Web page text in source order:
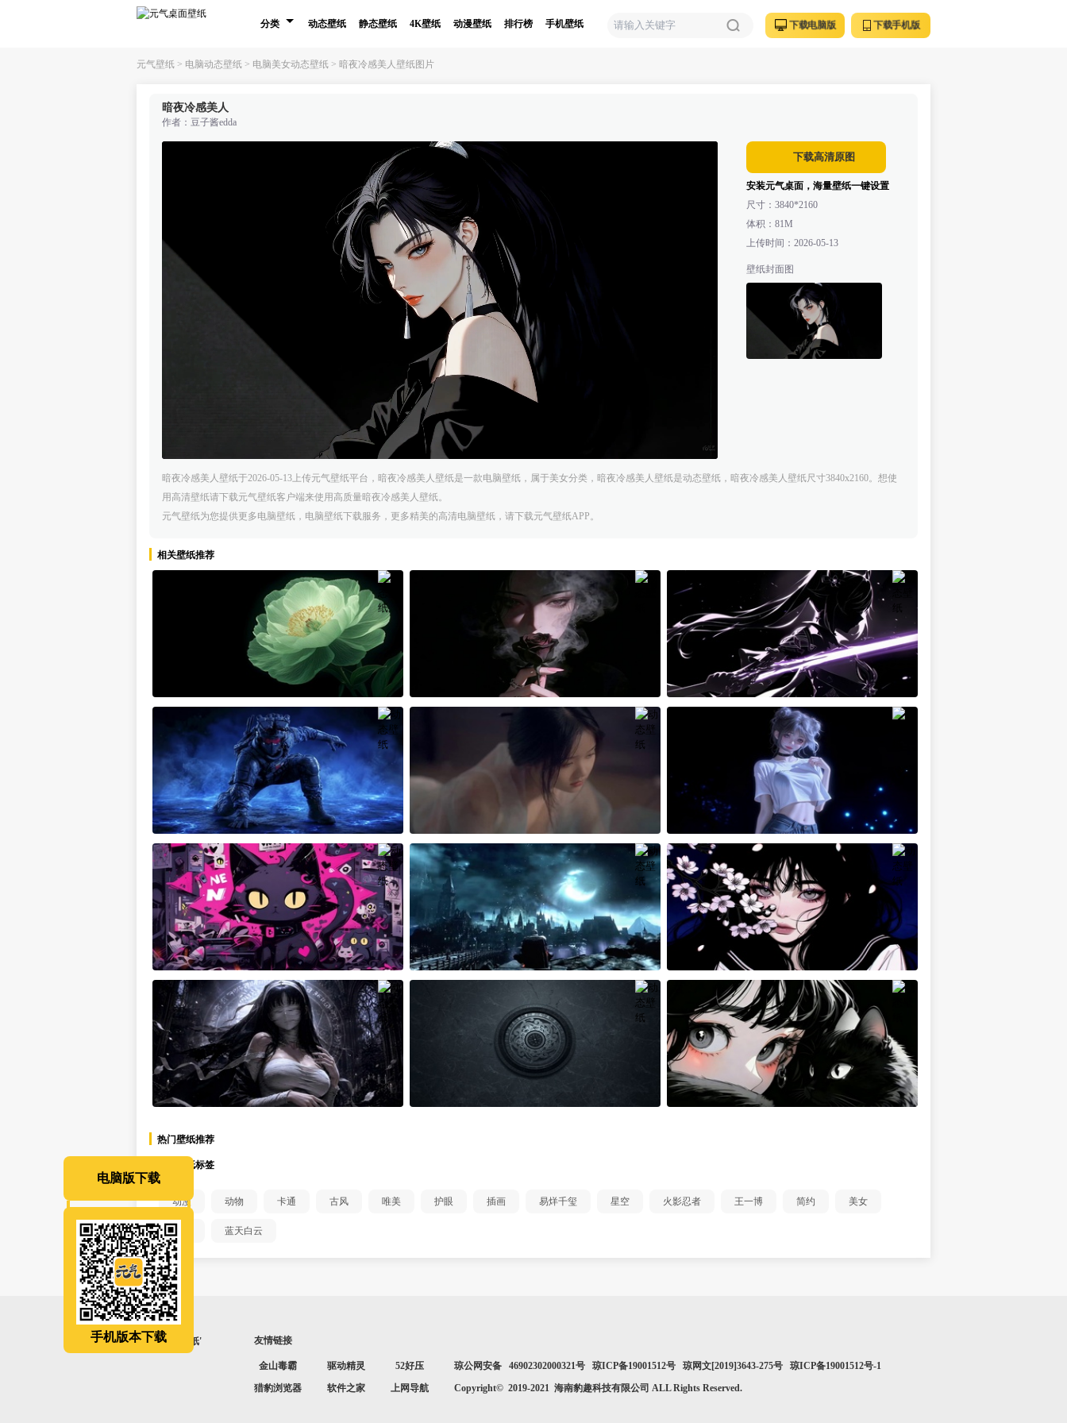
分类 动态壁纸 静态壁纸 4K壁纸 动漫壁纸 排行榜 手机壁纸 下载手机版
下载电脑版
元气壁纸 > 电脑动态壁纸 > 电脑美女动态壁纸 > 暗夜冷感美人壁纸图片
暗夜冷感美人
作者： 豆子酱edda
下载高清原图
安装元气桌面，海量壁纸一键设置
尺寸： 3840*2160
体积： 81M
上传时间： 2026-05-13
壁纸封面图
暗夜冷感美人壁纸于2026-05-13上传元气壁纸平台，暗夜冷感美人壁纸是一款电脑壁纸，属于美女分类，暗夜冷感美人壁纸是动态壁纸，暗夜冷感美人壁纸尺寸3840x2160。想使
用高清壁纸请下载元气壁纸客户端来使用高质量暗夜冷感美人壁纸。
元气壁纸为您提供更多电脑壁纸，电脑壁纸下载服务，更多精美的高清电脑壁纸，请下载元气壁纸APP。
相关壁纸推荐
热门壁纸推荐
热门壁纸标签
动漫 动物 卡通 古风 唯美 护眼 插画 易烊千玺 星空 火影忍者 王一博 简约 美女
鬼刀 蓝天白云
友情链接
金山毒霸
猎豹浏览器
驱动精灵
软件之家
52好压
上网导航
琼公网安备 46902302000321号 琼ICP备19001512号 琼网文[2019]3643-275号 琼ICP备19001512号-1
Copyright© 2019-2021 海南豹趣科技有限公司 ALL Rights Reserved.
电脑版下载
手机版本下载